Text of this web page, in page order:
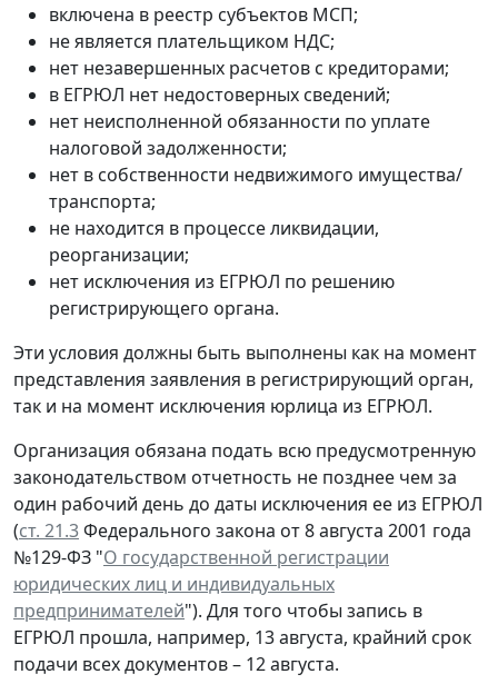
включена в реестр субъектов МСП;
не является плательщиком НДС;
нет незавершенных расчетов с кредиторами;
в ЕГРЮЛ нет недостоверных сведений;
нет неисполненной обязанности по уплате
налоговой задолженности;
нет в собственности недвижимого имущества/
транспорта;
не находится в процессе ликвидации,
реорганизации;
нет исключения из ЕГРЮЛ по решению
регистрирующего органа.
Эти условия должны быть выполнены как на момент
представления заявления в регистрирующий орган,
так и на момент исключения юрлица из ЕГРЮЛ.
Организация обязана подать всю предусмотренную
законодательством отчетность не позднее чем за
один рабочий день до даты исключения ее из ЕГРЮЛ
(ст. 21.3Федерального закона от 8 августа 2001 года
№129-ФЗ "О государственной регистрации
юридических лиц и индивидуальных
предпринимателей"). Для того чтобы запись в
ЕГРЮЛ прошла, например, 13 августа, крайний срок
подачи всех документов – 12 августа.